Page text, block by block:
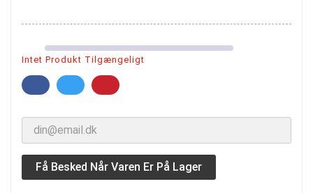
Intet Produkt Tilgængeligt
Få Besked Når Varen Er På Lager